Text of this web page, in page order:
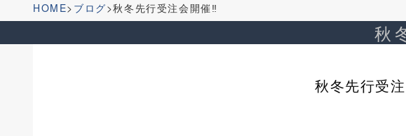
HOME ブログ 秋冬先行受注会開催‼
秋
秋冬先行受